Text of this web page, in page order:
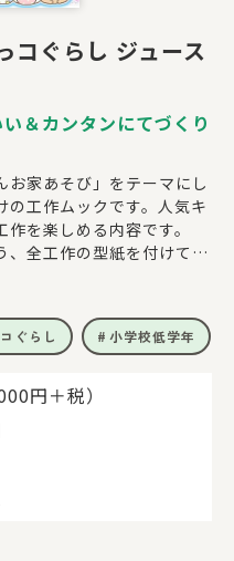
ぐらし ジュース
＆カンタンにてづくり
家あそび」をテーマにし
の工作ムックです。人気キ
を楽しめる内容です。
、全工作の型紙を付けてい
カービィ、コウペンちゃ
ースじはんき
の特別デザインです。
した、すみっコぐらしのか
す。
ュースが落ちてきます。
ぐらし 小学校低学年
円＋税）